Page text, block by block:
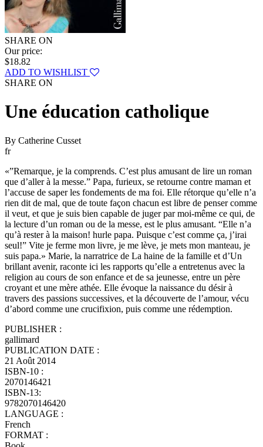
SHARE ON
Our price:
$18.82
ADD TO WISHLIST
SHARE ON
Une éducation catholique
By Catherine Cusset
fr
«”Remarque, je la comprends. C’est plus amusant de lire un roman
que d’aller à la messe.” Papa, furieux, se retourne contre maman et
l’accuse de saper les fondements de ma foi. Elle rétorque qu’elle n’a
rien dit de mal, que de toute façon chacun est libre de penser comme
il veut, et que je suis bien capable de juger par moi-même ce qui, de
la lecture d’un roman ou de la messe, est le plus amusant. “Elle n’a
qu’à rester à la maison! hurle papa. Puisque c’est comme ça, j’irai
seul!” Vite je ferme mon livre, je me lève, je mets mon manteau, je
suis papa.» Marie, la narratrice de La haine de la famille et d’Un
brillant avenir, raconte ici les rapports qu’elle a entretenus avec la
religion au cours de son enfance et de sa jeunesse, entre un père
croyant et une mère athée. Elle évoque la naissance du désir à
travers des passions successives, et la découverte de l’amour, vécu
d’abord comme une crucifixion, puis comme une rédemption.
PUBLISHER :
gallimard
PUBLICATION DATE :
21 Août 2014
ISBN-10 :
2070146421
ISBN-13:
9782070146420
LANGUAGE :
French
FORMAT :